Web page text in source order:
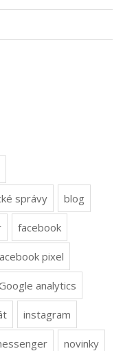
správy blog
facebook
pixel
analytics
instagram
novinky